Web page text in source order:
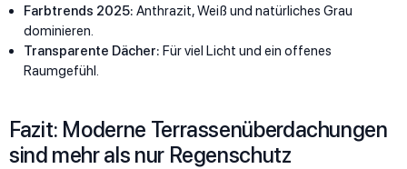
Farbtrends 2025: Anthrazit, Weiß und natürliches Grau
dominieren.
Transparente Dächer: Für viel Licht und ein offenes
Raumgefühl.
Fazit: Moderne Terrassenüberdachungen
sind mehr als nur Regenschutz